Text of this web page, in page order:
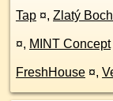
Tap ¤, Zlatý
¤, MINT Concept
FreshHouse ¤,